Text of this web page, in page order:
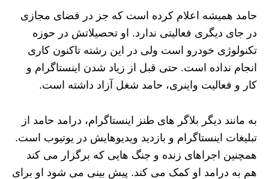
حامد همیشه اعلام کرده است که جز در فضای مجازی
در جای دیگری فعالیتی ندارد. او تحصیلاتش در حوزه
تکنولوژی خودرو است ولی در این رشته تاکنون کاری
انجام نداده است. حتی قبل از زیاد شدن اینستاگرام و
کار و فعالیت واینری، حامد شغل آزاد داشته است.
به مانند دیگر بلاگر های طنز اینستاگرام، درامد حامد از
تبلیغات اینستاگرام و بازدید ویدیوهایش در یوتیوب است.
همچنین اجراهای زنده و جنگ هایی که برگزار می کند
هم به درامد او کمک می کند. پیش بینی می شود او برای